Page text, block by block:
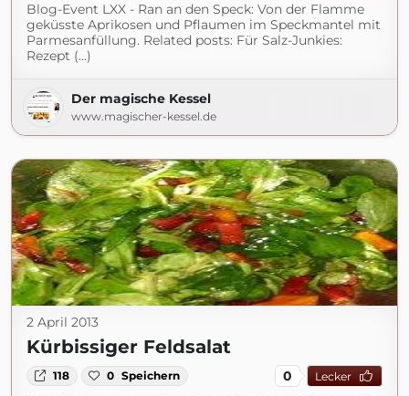
Blog-Event LXX - Ran an den Speck: Von der Flamme
geküsste Aprikosen und Pflaumen im Speckmantel mit
Parmesanfüllung. Related posts: Für Salz-Junkies:
Rezept (...)
Der magische Kessel
www.magischer-kessel.de
2 April 2013
Kürbissiger Feldsalat
118 0 Speichern 0 Lecker